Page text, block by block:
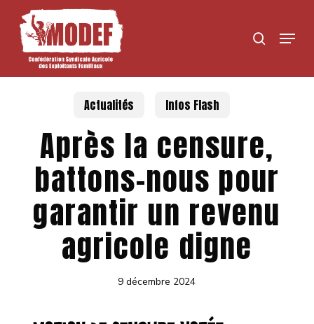
content
search
Menu
Actualités Infos Flash
Après la censure,
battons-nous pour
garantir un revenu
agricole digne
9 décembre 2024